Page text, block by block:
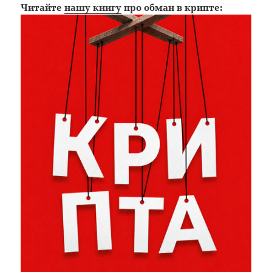
Читайтенашу книгу про обман в крипте: